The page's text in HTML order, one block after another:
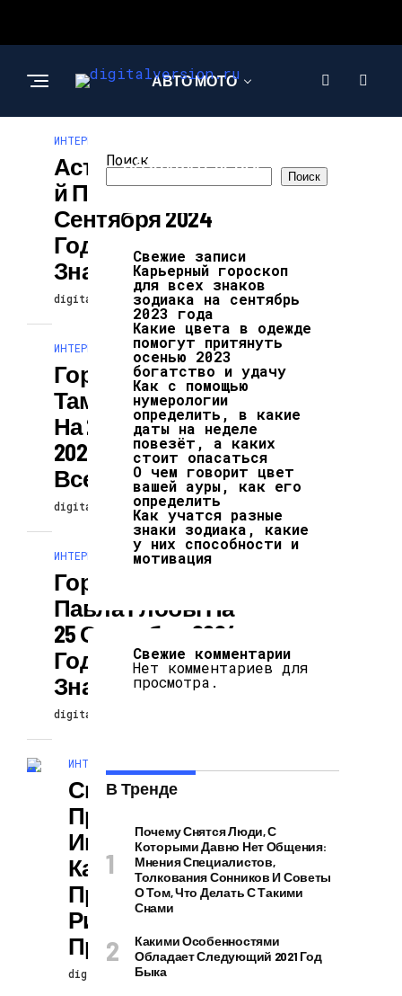
АВТО МОТО
ИНТЕРЕСНОЕ И
ПОЗНАВАТЕЛЬНОЕ
ИНТЕРЕСНОЕ И ПОЗНАВАТЕЛЬНОЕ
Астрологически
Й Прогноз На 25
Сентября 2024
Года Для Всех
Знаков Зодиака
digitalversion 25.09.2024
ИНТЕРЕСНОЕ И ПОЗНАВАТЕЛЬНОЕ
Гороскоп От
Тамары Глобы
На 25 Сентября
2024 Года Для
Всех Знаков
digitalversion 25.09.2024
ИНТЕРЕСНОЕ И ПОЗНАВАТЕЛЬНОЕ
Гороскоп От
Павла Глобы На
25 Сентября 2024
Года Для Всех
Знаков
digitalversion
ИНТЕРЕСНОЕ И ПОЗНАВАТЕЛЬНОЕ
Сильные
Привороты На
Ивана Купалы:
Как И Где
Проводили
Ритуалы
Предки-Славяне
digitalversion
Поиск
Поиск
Свежие записи
Карьерный гороскоп
для всех знаков
зодиака на сентябрь
2023 года
Какие цвета в одежде
помогут притянуть
осенью 2023
богатство и удачу
Как с помощью
нумерологии
определить, в какие
даты на неделе
повезёт, а каких
стоит опасаться
О чем говорит цвет
вашей ауры, как его
определить
Как учатся разные
знаки зодиака, какие
у них способности и
мотивация
Свежие комментарии
Нет комментариев для
просмотра.
В Тренде
Почему Снятся Люди, С
Которыми Давно Нет Общения:
Мнения Специалистов,
Толкования Сонников И Советы
О Том, Что Делать С Такими
Снами
Какими Особенностями
Обладает Следующий 2021 Год
Быка